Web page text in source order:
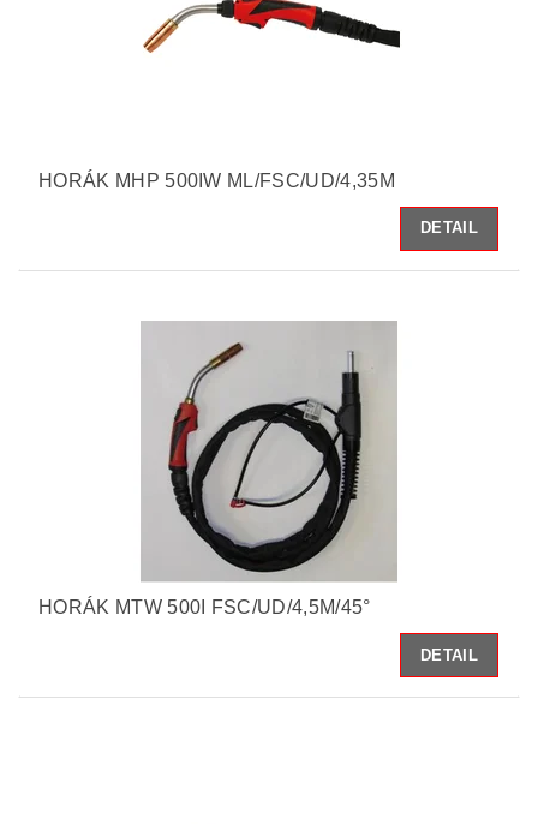
HORÁK MHP 500IW ML/FSC/UD/4,35M
DETAIL
HORÁK MTW 500I FSC/UD/4,5M/45°
DETAIL